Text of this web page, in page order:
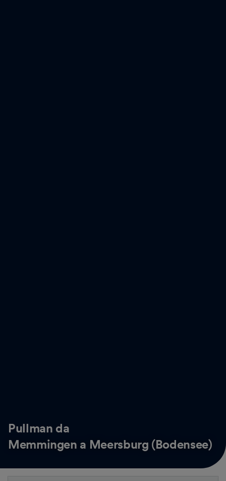
Pullman da
Memmingen a Meersburg (Bodensee)